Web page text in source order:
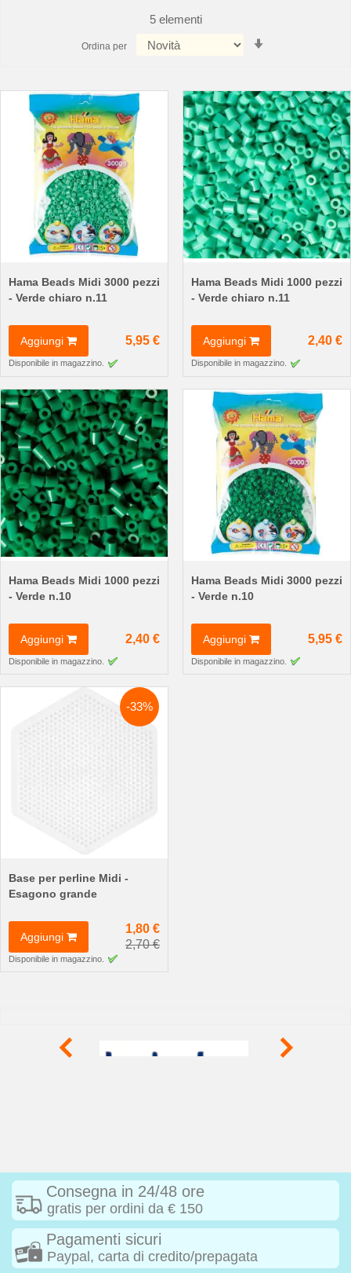
5elementi
Ordina per
Hama Beads Midi 3000 pezzi
- Verde chiaro n.11
Aggiungi 5,95 €
Disponibile in magazzino.
Hama Beads Midi 1000 pezzi
- Verde chiaro n.11
Aggiungi 2,40 €
Disponibile in magazzino.
Hama Beads Midi 1000 pezzi
- Verde n.10
Aggiungi 2,40 €
Disponibile in magazzino.
Hama Beads Midi 3000 pezzi
- Verde n.10
Aggiungi 5,95 €
Disponibile in magazzino.
-33%
Base per perline Midi -
Esagono grande
Aggiungi
1,80 €
2,70 €
Disponibile in magazzino.
Consegna in 24/48 ore
gratis per ordini da € 150
Pagamenti sicuri
Paypal, carta di credito/prepagata